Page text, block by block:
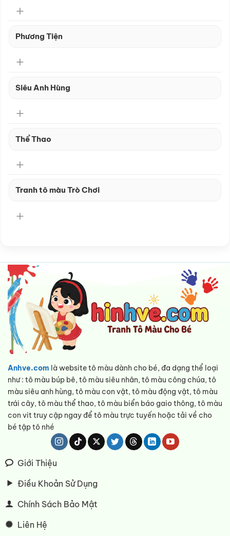
Phương Tiện
Siêu Anh Hùng
Thể Thao
Tranh tô màu Trò Chơi
Anhve.com là website tô màu dành cho bé, đa dạng thể loại
như : tô màu búp bê, tô màu siêu nhân, tô màu công chúa, tô
màu siêu anh hùng, tô màu con vật, tô màu động vật, tô màu
trái cây, tô màu thể thao, tô màu biển báo gaio thông, tô màu
con vit truy cập ngay để tô màu trực tuyến hoặc tải về cho
bé tập tô nhé
Giới Thiệu
Điều Khoản Sử Dụng
Chính Sách Bảo Mật
Liên Hệ